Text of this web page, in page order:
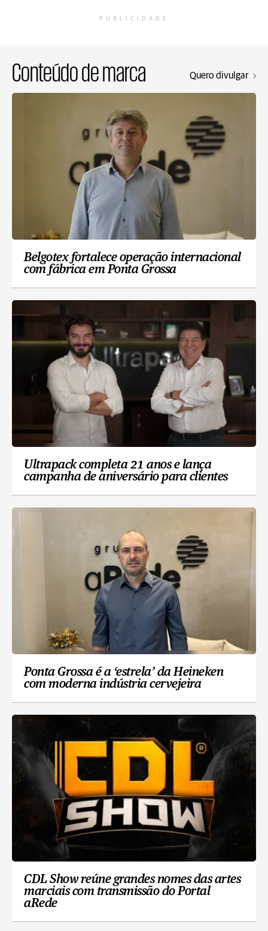
PUBLICIDADE
Conteúdo de marca Quero divulgar
Belgotex fortalece operação internacional
com fábrica em Ponta Grossa
Ultrapack completa 21 anos e lança
campanha de aniversário para clientes
Ponta Grossa é a ‘estrela’ da Heineken
com moderna indústria cervejeira
CDL Show reúne grandes nomes das artes
marciais com transmissão do Portal
aRede